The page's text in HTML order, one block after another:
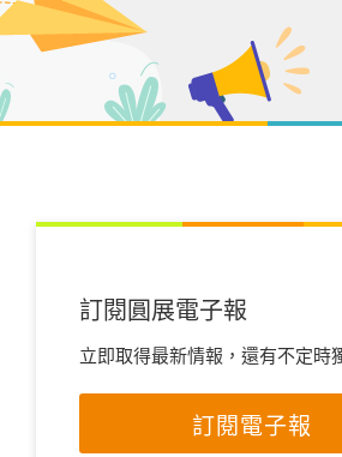
訂閱圓展電子報
立即取得最新情報，還有不定時
訂閱電子報